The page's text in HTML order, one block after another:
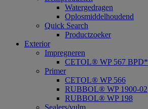
Watergedragen
Oplosmiddelhoudend
Quick Search
Productzoeker
Exterior
Impregneren
CETOL® WP 567 BPD*
Primer
CETOL® WP 566
RUBBOL® WP 1900-02
RUBBOL® WP 198
Sealers/vulm